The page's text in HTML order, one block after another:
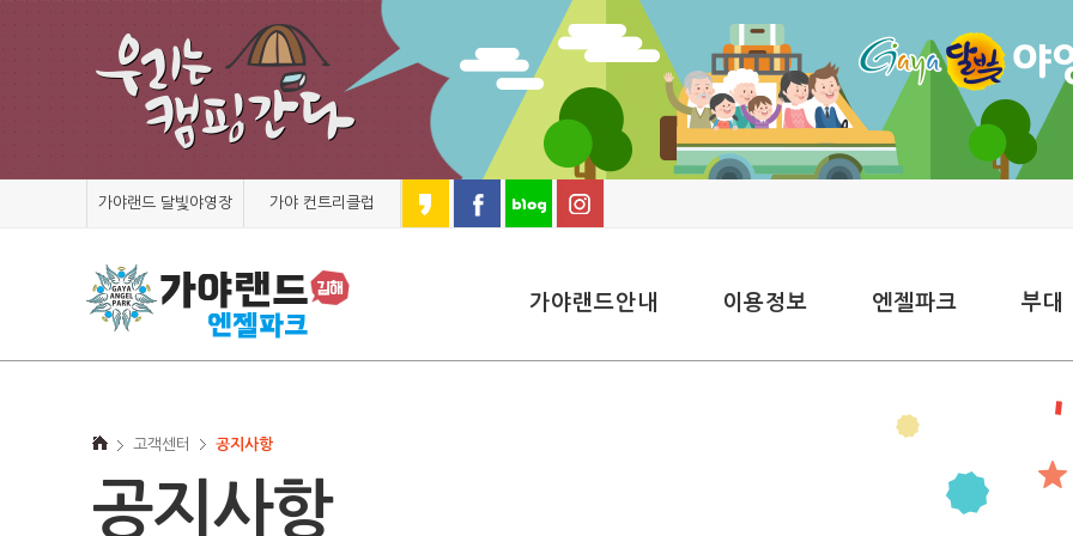
가야랜드 달빛야영장 가야 컨트리클럽
가야랜드안내 이용정보 엔젤파크 부대
고객센터 공지사항
공지사항